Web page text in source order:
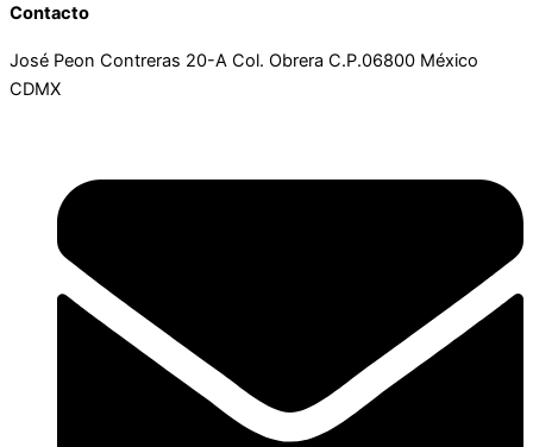
Contacto
José Peon Contreras 20-A Col. Obrera C.P.06800 México
CDMX